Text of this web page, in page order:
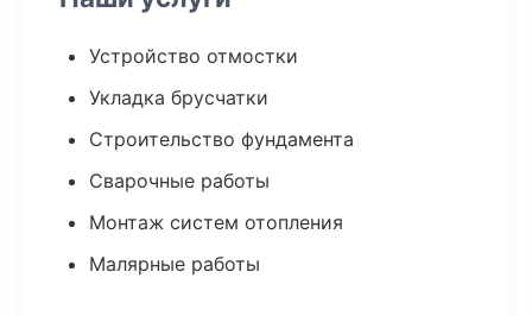
Устройство отмостки
Укладка брусчатки
Строительство фундамента
Сварочные работы
Монтаж систем отопления
Малярные работы